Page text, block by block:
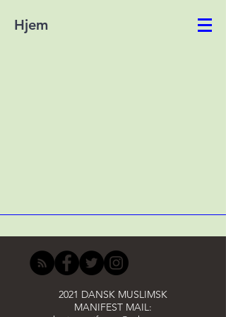
Hjem
2021 DANSK MUSLIMSK
MANIFEST MAIL: